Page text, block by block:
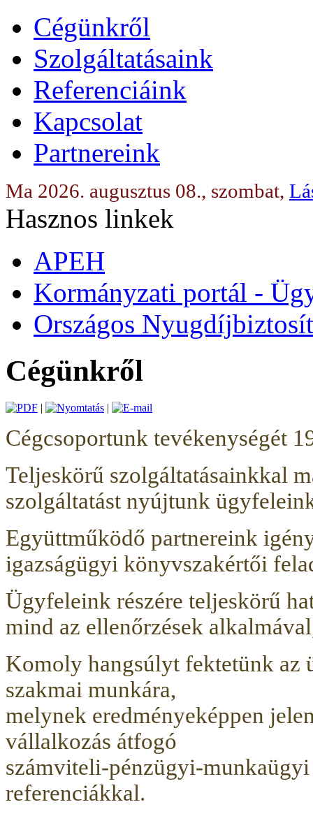
Cégünkről
Szolgáltatásaink
Referenciáink
Kapcsolat
Partnereink
Ma 2026. augusztus 08., szombat,
Hasznos linkek
APEH
Kormányzati portál -
Országos
Cégünkről
| |
Cégcsoportunk tevékenységét
Teljeskörű szolgáltatásainkkal
szolgáltatást nyújtunk
Együttműködő partnereink
igazságügyi könyvszakértői
Ügyfeleink részére teljeskörű
mind az ellenőrzések
Komoly hangsúlyt fektetünk az
szakmai munkára,
melynek eredményeképpen
vállalkozás átfogó
számviteli-pénzügyi-
referenciákkal.